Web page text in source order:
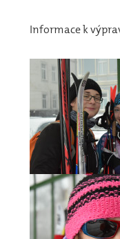
Informace k